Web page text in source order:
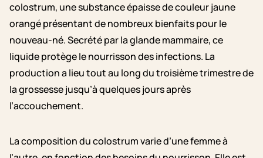
colostrum, une substance épaisse de couleur jaune
orangé présentant de nombreux bienfaits pour le
nouveau-né. Secrété par la glande mammaire, ce
liquide protège le nourrisson des infections. La
production a lieu tout au long du troisième trimestre de
la grossesse jusqu’à quelques jours après
l’accouchement.
La composition du colostrum varie d’une femme à